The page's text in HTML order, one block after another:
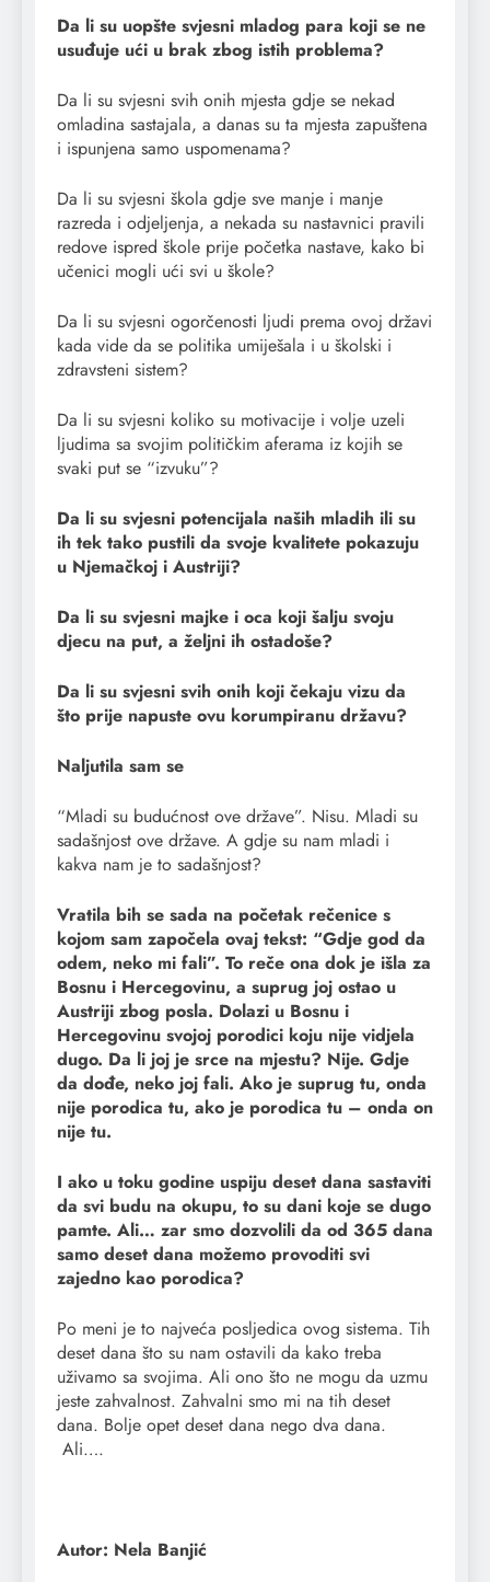
Da li su uopšte svjesni mladog para koji se ne
usuđuje ući u brak zbog istih problema?
Da li su svjesni svih onih mjesta gdje se nekad
omladina sastajala, a danas su ta mjesta zapuštena
i ispunjena samo uspomenama?
Da li su svjesni škola gdje sve manje i manje
razreda i odjeljenja, a nekada su nastavnici pravili
redove ispred škole prije početka nastave, kako bi
učenici mogli ući svi u škole?
Da li su svjesni ogorčenosti ljudi prema ovoj državi
kada vide da se politika umiješala i u školski i
zdravsteni sistem?
Da li su svjesni koliko su motivacije i volje uzeli
ljudima sa svojim političkim aferama iz kojih se
svaki put se “izvuku”?
Da li su svjesni potencijala naših mladih ili su
ih tek tako pustili da svoje kvalitete pokazuju
u Njemačkoj i Austriji?
Da li su svjesni majke i oca koji šalju svoju
djecu na put, a željni ih ostadoše?
Da li su svjesni svih onih koji čekaju vizu da
što prije napuste ovu korumpiranu državu?
Naljutila sam se
“Mladi su budućnost ove države”. Nisu. Mladi su
sadašnjost ove države. A gdje su nam mladi i
kakva nam je to sadašnjost?
Vratila bih se sada na početak rečenice s
kojom sam započela ovaj tekst: “Gdje god da
odem, neko mi fali”. To reče ona dok je išla za
Bosnu i Hercegovinu, a suprug joj ostao u
Austriji zbog posla. Dolazi u Bosnu i
Hercegovinu svojoj porodici koju nije vidjela
dugo. Da li joj je srce na mjestu? Nije. Gdje
da dođe, neko joj fali. Ako je suprug tu, onda
nije porodica tu, ako je porodica tu – onda on
nije tu.
I ako u toku godine uspiju deset dana sastaviti
da svi budu na okupu, to su dani koje se dugo
pamte. Ali… zar smo dozvolili da od 365 dana
samo deset dana možemo provoditi svi
zajedno kao porodica?
Po meni je to najveća posljedica ovog sistema. Tih
deset dana što su nam ostavili da kako treba
uživamo sa svojima. Ali ono što ne mogu da uzmu
jeste zahvalnost. Zahvalni smo mi na tih deset
dana. Bolje opet deset dana nego dva dana.
Ali….
Autor: Nela Banjić